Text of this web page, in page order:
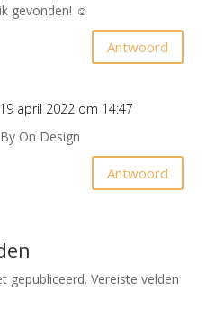
gevonden! ☺️
Antwoord
april 2022 om 14:47
On Design
Antwoord
gepubliceerd. Vereiste velden